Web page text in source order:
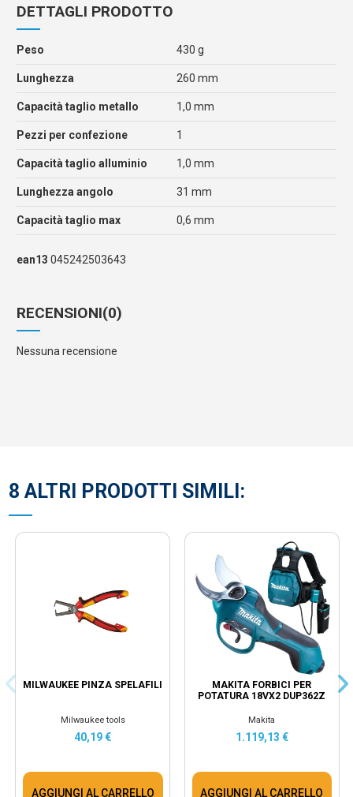
DETTAGLI PRODOTTO
Peso 430 g
Lunghezza 260 mm
Capacità taglio metallo 1,0 mm
Pezzi per confezione 1
Capacità taglio alluminio 1,0 mm
Lunghezza angolo 31 mm
Capacità taglio max 0,6 mm
ean13 045242503643
RECENSIONI(0)
Nessuna recensione
8 ALTRI PRODOTTI SIMILI:
MILWAUKEE PINZA SPELAFILI
Milwaukee tools
40,19 €
AGGIUNGI AL CARRELLO
MAKITA FORBICI PER
POTATURA 18VX2 DUP362Z
Makita
1.119,13 €
AGGIUNGI AL CARRELLO